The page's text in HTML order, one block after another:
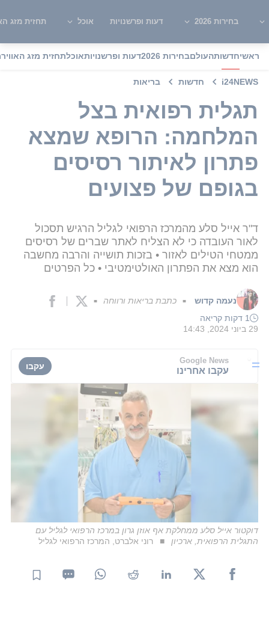
בחירות 2026 דעות ופרשנויות אוכל תחזית מזג
ראשיחדשותהעולםבחירות 2026 דעות ופרשנויותאוכלתחזית מזג האוויר
i24NEWS חדשות בריאות
תגלית רפואית בצל
המלחמה: הרופא שמצא
פתרון לאיתור רסיסים
בגופם של פצועים
ד"ר אייל סלע מהמרכז הרפואי לגליל הרגיש תסכול
לאור העובדה כי לא הצליח לאתר שברים של רסיסים
ממטחי הטילים לאזור • בזכות תושייה והרבה מחשבה
הוא מצא את הפתרון האולטימטיבי • כל הפרטים
נעמה קדוש ■ כתבת בריאות ורווחה ■
1 דקות קריאה
29 ביוני 2024, 14:43
Google News
עקבו אחרינו עקבו
דוקטור אייל סלע ממחלקת אף אוזן גרון במרכז הרפואי לגליל עם
התגלית הרפואית, ארכיון
רוני אלברט, המרכז הרפואי לגליל